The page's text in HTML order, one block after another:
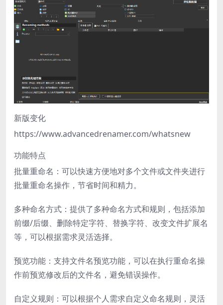
新版变化
https://www.advancedrenamer.com/whatsnew
功能特点
批量重命名：可以快速方便地对多个文件或文件夹进行
批量重命名操作，节省时间和精力。
多种命名方式：提供了多种命名方式和规则，包括添加
前缀/后缀、删除特定字符、替换字符、改变文件扩展名
等，可以根据需求灵活选择。
预览功能：支持文件名预览功能，可以在执行重命名操
作前预览修改后的文件名，避免错误操作。
自定义规则：可以根据个人需求自定义命名规则，灵活